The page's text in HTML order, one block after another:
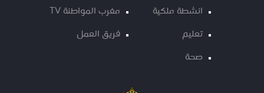
انشطة ملكية
تعليم
صحة
مغرب المواطنة TV
فريق العمل